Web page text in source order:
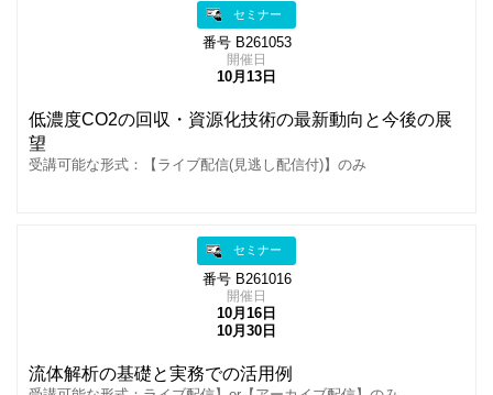
セミナー
番号 B261053
開催日
10月13日
低濃度CO2の回収・資源化技術の最新動向と今後の展
望
受講可能な形式：【ライブ配信(見逃し配信付)】のみ
セミナー
番号 B261016
開催日
10月16日
10月30日
流体解析の基礎と実務での活用例